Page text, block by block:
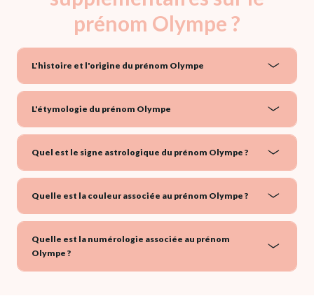
prénom Olympe ?
L'histoire et l'origine du prénom Olympe
L'étymologie du prénom Olympe
Quel est le signe astrologique du prénom Olympe ?
Quelle est la couleur associée au prénom Olympe ?
Quelle est la numérologie associée au prénom
Olympe ?